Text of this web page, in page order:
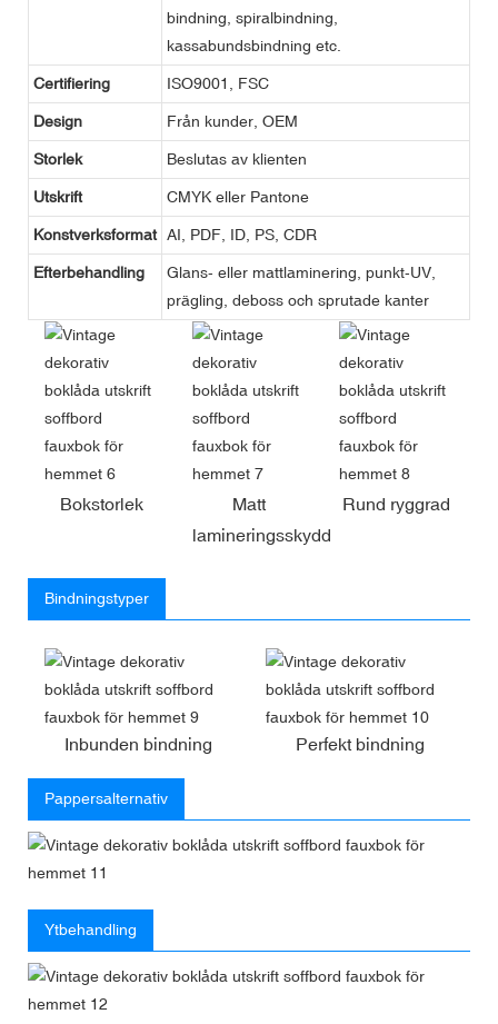
bindning, spiralbindning,
kassabundsbindning etc.
Certifiering ISO9001, FSC
Design Från kunder, OEM
Storlek Beslutas av klienten
Utskrift CMYK eller Pantone
Konstverksformat AI, PDF, ID, PS, CDR
Efterbehandling
Glans- eller mattlaminering, punkt-UV,
prägling, deboss och sprutade kanter
Bokstorlek
Matt
lamineringsskydd
Rund ryggrad
Bindningstyper
Inbunden bindning Perfekt bindning
Pappersalternativ
Ytbehandling